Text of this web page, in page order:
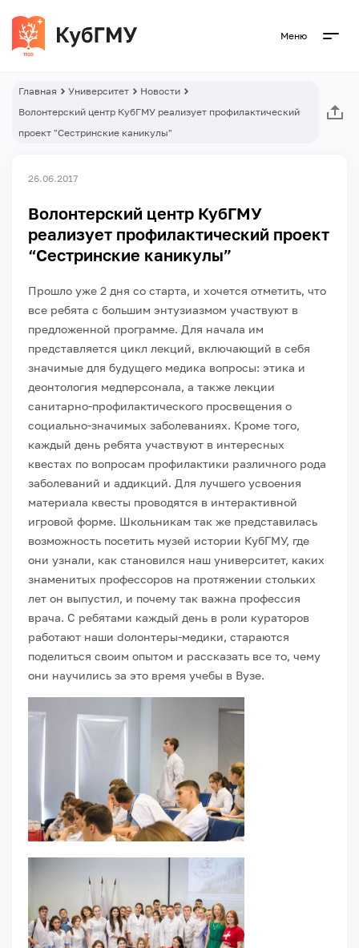
Меню
Главная Университет
Новости
Волонтерский центр КубГМУ реализует профилактический
проект "Сестринские каникулы"
26.06.2017
Волонтерский центр КубГМУ
реализует профилактический проект
“Сестринские каникулы”
Прошло уже 2 дня со старта, и хочется отметить, что
все ребята с большим энтузиазмом участвуют в
предложенной программе. Для начала им
представляется цикл лекций, включающий в себя
значимые для будущего медика вопросы: этика и
деонтология медперсонала, а также лекции
санитарно-профилактического просвещения о
социально-значимых заболеваниях. Кроме того,
каждый день ребята участвуют в интересных
квестах по вопросам профилактики различного рода
заболеваний и аддикций. Для лучшего усвоения
материала квесты проводятся в интерактивной
игровой форме. Школьникам так же представилась
возможность посетить музей истории КубГМУ, где
они узнали, как становился наш университет, каких
знаменитых профессоров на протяжении стольких
лет он выпустил, и почему так важна профессия
врача. С ребятами каждый день в роли кураторов
работают наши dолонтеры-медики, стараются
поделиться своим опытом и рассказать все то, чему
они научились за это время учебы в Вузе.